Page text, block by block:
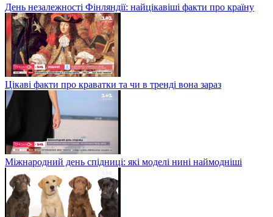
День незалежності Фінляндії: найцікавіші факти про країну
Цікаві факти про краватки та чи в тренді вона зараз
Міжнародний день спідниці: які моделі нині наймодніші